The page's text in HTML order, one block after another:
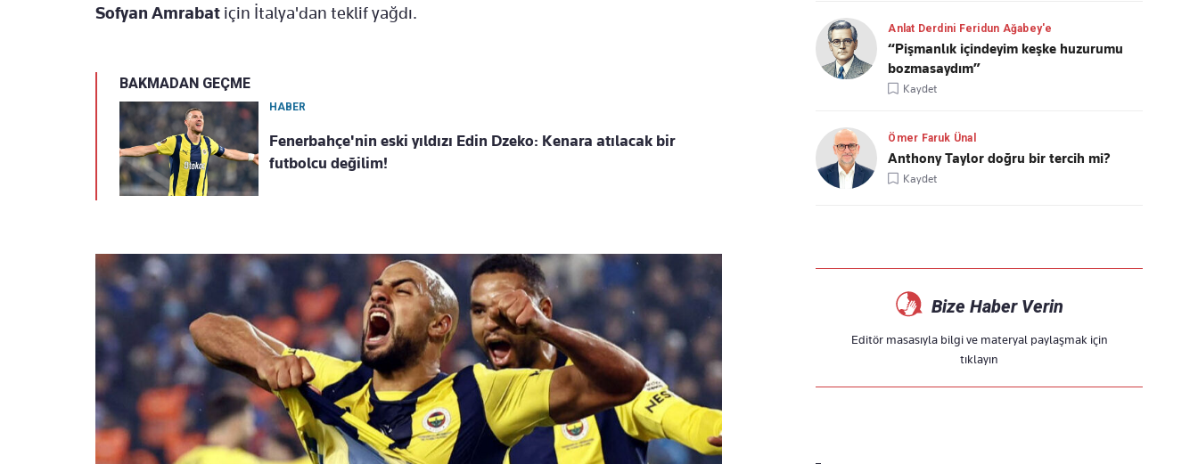
Sofyan Amrabat için İtalya'dan teklif yağdı.
BAKMADAN GEÇME
HABER
Fenerbahçe'nin eski yıldızı Edin Dzeko: Kenara atılacak bir
futbolcu değilim!
Anlat Derdini Feridun Ağabey'e
“Pişmanlık içindeyim keşke huzurumu
bozmasaydım”
Kaydet
Ömer Faruk Ünal
Anthony Taylor doğru bir tercih mi?
Kaydet
Bize Haber Verin
Editör masasıyla bilgi ve materyal paylaşmak için
tıklayın